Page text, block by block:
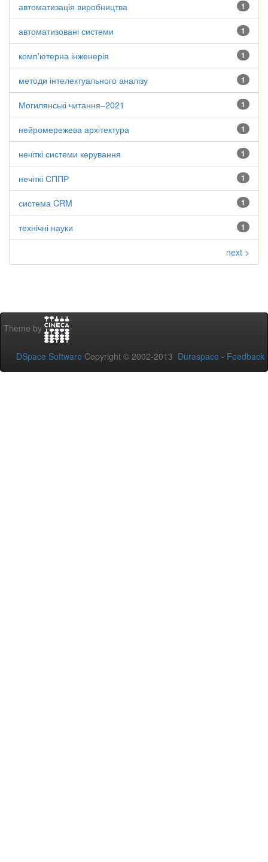
1
автоматизація виробництва
1
автоматизовані системи
1
комп'ютерна інженерія
1
методи інтелектуального аналізу
1
Могилянські читання–2021
1
нейромережева архітектура
1
нечіткі системи керування
1
нечіткі СППР
1
система CRM
1
технічні науки
next >
Theme by
DSpace Software Copyright © 2002-2013 Duraspace - Feedback